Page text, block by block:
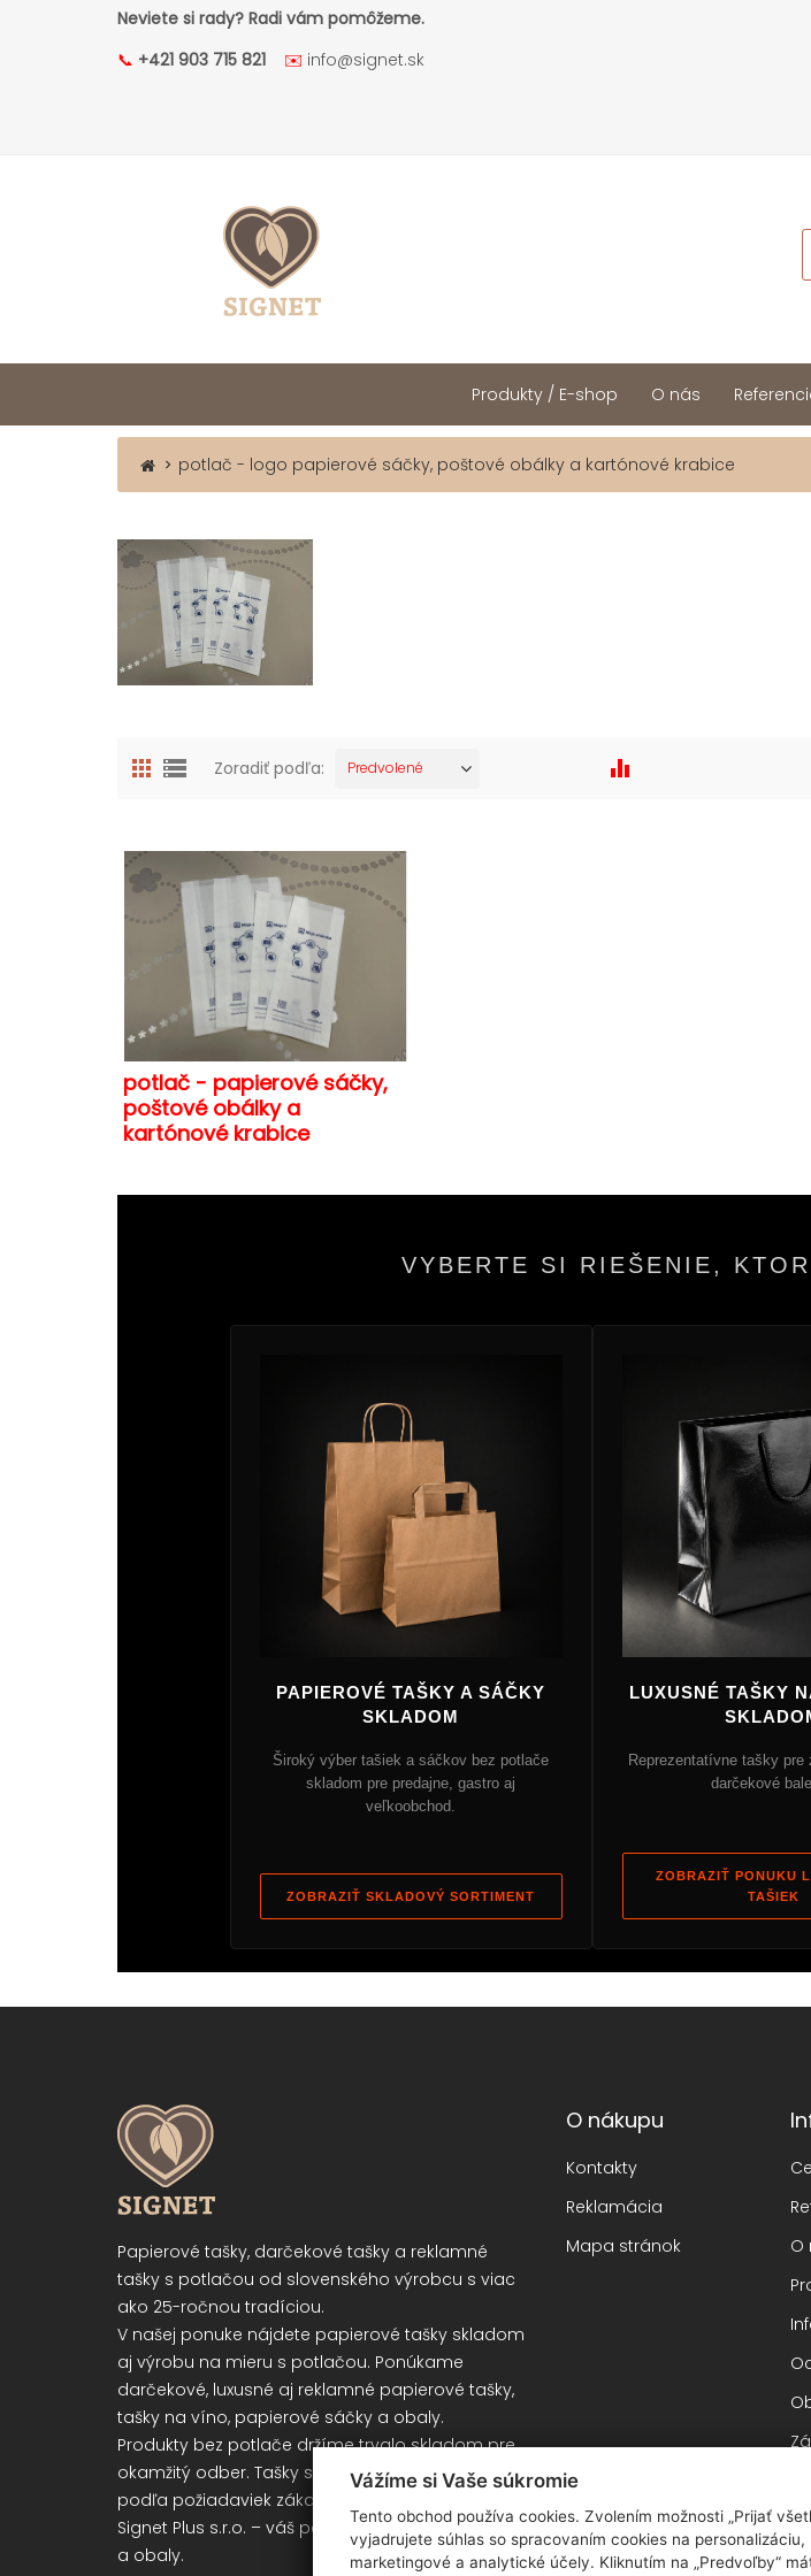
Neviete si rady? Radi vám pomôžeme.
📞 +421 903 715 821 ✉️ info@signet.sk
Produkty / E-shop O nás
potlač - logo papierové sáčky, poštové obálky a kartónové krabice
Zoradiť podľa: Predvolené
potlač - papierové sáčky,
poštové obálky a
kartónové krabice
VYBERTE SI RIEŠENIE,
PAPIEROVÉ TAŠKY A SÁČKY
SKLADOM
Široký výber tašiek a sáčkov bez potlače
skladom pre predajne, gastro aj
veľkoobchod.
ZOBRAZIŤ SKLADOVÝ SORTIMENT
LUXUSNÉ TAŠKY
Reprezentatívne tašky
darčekové
ZOBRAZIŤ PONUKU
TAŠIEK
Papierové tašky, darčekové tašky a reklamné
tašky s potlačou od slovenského výrobcu s viac
ako 25-ročnou tradíciou.
V našej ponuke nájdete papierové tašky skladom
aj výrobu na mieru s potlačou. Ponúkame
darčekové, luxusné aj reklamné papierové tašky,
tašky na víno, papierové sáčky a obaly.
Produkty bez potlače držíme trvalo skladom pre
okamžitý odber. Tašky s potlačou vyrábame
podľa požiadaviek zákazníka.
Signet Plus s.r.o. – váš partner pre papierové tašky
a obaly.
O nákupu
Kontakty
Reklamácia
Mapa stránok
O
Vážíme si Vaše súkromie
Tento obchod používa cookies. Zvolením možnosti „Prijať
vyjadrujete súhlas so spracovaním cookies na personalizáciu,
marketingové a analytické účely. Kliknutím na „Predvoľby“